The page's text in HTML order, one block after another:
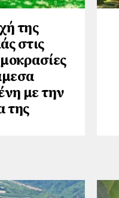
της
στις
με την
της